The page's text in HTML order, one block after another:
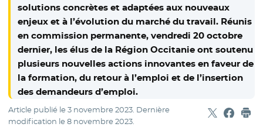
solutions concrètes et adaptées aux nouveaux
enjeux et à l’évolution du marché du travail. Réunis
en commission permanente, vendredi 20 octobre
dernier, les élus de la Région Occitanie ont soutenu
plusieurs nouvelles actions innovantes en faveur de
la formation, du retour à l’emploi et de l’insertion
des demandeurs d’emploi.
Article publié le3 novembre 2023. Dernière
modification le8 novembre 2023. Partager
- Nouvelle
-